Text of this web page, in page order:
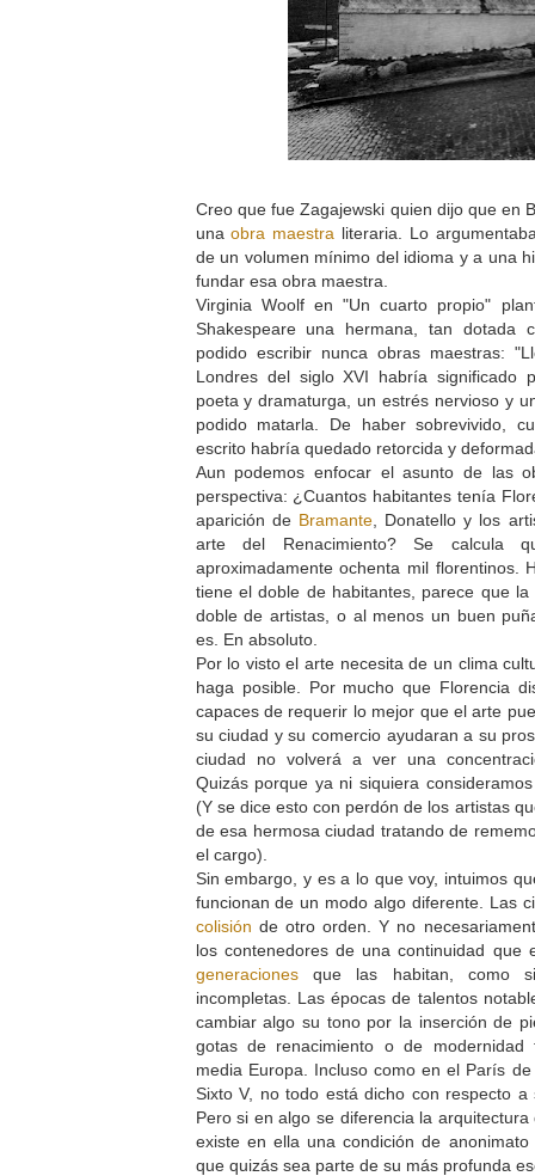
Creo que fue Zagajewski quien dijo que en
unaobra maestra literaria. Lo
de un volumen mínimo del idioma y a una
fundar esa obra maestra.
Virginia Woolf en "Un cuarto propio"
Shakespeare una hermana, tan dotada
podido escribir nunca obras maestras:
Londres del siglo XVI habría significado
poeta y dramaturga, un estrés nervioso y
podido matarla. De haber sobrevivido,
escrito habría quedado retorcida y
Aun podemos enfocar el asunto de las
perspectiva: ¿Cuantos habitantes tenía
aparición de Bramante, Donatello y los
arte del Renacimiento? Se calcula
aproximadamente ochenta mil florentinos.
tiene el doble de habitantes, parece que
doble de artistas, o al menos un buen
es. En absoluto.
Por lo visto el arte necesita de un clima
haga posible. Por mucho que Florencia
capaces de requerir lo mejor que el arte
su ciudad y su comercio ayudaran a su
ciudad no volverá a ver una
Quizás porque ya ni siquiera
(Y se dice esto con perdón de los artistas
de esa hermosa ciudad tratando de
el cargo).
Sin embargo, y es a lo que voy, intuimos
funcionan de un modo algo diferente. Las
colisión de otro orden. Y no
los contenedores de una continuidad que
generacionesque las habitan, como si
incompletas. Las épocas de talentos
cambiar algo su tono por la inserción de
gotas de renacimiento o de modernidad
media Europa. Incluso como en el París
Sixto V, no todo está dicho con respecto a
Pero si en algo se diferencia la
existe en ella una condición de
que quizás sea parte de su más profunda